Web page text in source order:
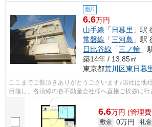
敷0
6.6万円
山手線 「 日暮里 」駅
常磐線 「三河島 」駅
日比谷線 「三ノ輪 」
築14年 / 13.85㎡
東京都荒川区東日暮
ここまでご覧頂きありがとうございます♪当社は他
目指し、各沿線の各不動産会社様へ直接ご挨拶に行
様へ提供しております！最新の情報は...
6.6万円 (管理
敷金 0万円 礼金